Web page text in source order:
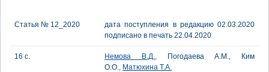
Статья № 12_2020
дата поступления в редакцию 02.03.2020
подписано в печать 22.04.2020
16 с. Немова В.Д., Погодаева А.М., Ким
О.О., Матюхина Т.А.